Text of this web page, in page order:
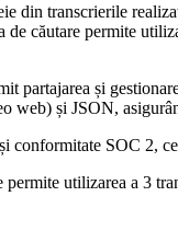
din transcrierile
căutare permite
partajarea și
și JSON,
conformitate SOC 2,
utilizarea a 3